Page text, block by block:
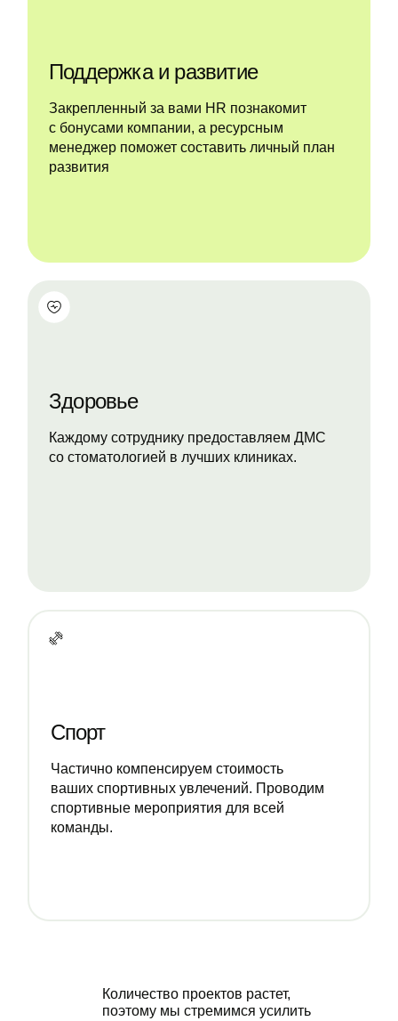
Поддержка и развитие
Закрепленный за вами HR познакомит
с бонусами компании, а ресурсным
менеджер поможет составить личный план
развития
Здоровье
Каждому сотруднику предоставляем ДМС
со стоматологией в лучших клиниках.
Спорт
Частично компенсируем стоимость
ваших спортивных увлечений. Проводим
спортивные мероприятия для всей
команды.
Количество проектов растет,
поэтому мы стремимся усилить